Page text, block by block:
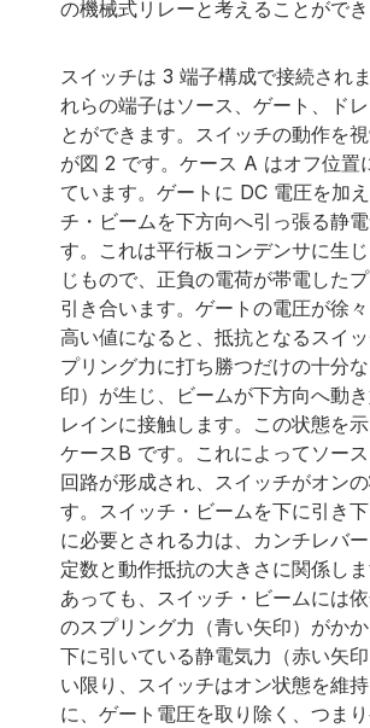
の機械式リレーと考えることができ
スイッチは 3 端子構成で接続され
れらの端子はソース、ゲート、ド
とができます。スイッチの動作を
が図 2 です。ケース A はオフ位置
ています。ゲートに DC 電圧を加
チ・ビームを下方向へ引っ張る静
す。これは平行板コンデンサに生
じもので、正負の電荷が帯電した
引き合います。ゲートの電圧が徐
高い値になると、抵抗となるスイ
プリング力に打ち勝つだけの十分
印）が生じ、ビームが下方向へ動
レインに接触します。この状態を
ケースB です。これによってソー
回路が形成され、スイッチがオン
す。スイッチ・ビームを下に引き
に必要とされる力は、カンチレバ
定数と動作抵抗の大きさに関係し
あっても、スイッチ・ビームには
のスプリング力（青い矢印）がかか
下に引いている静電気力（赤い矢
い限り、スイッチはオン状態を維
に、ゲート電圧を取り除く、つま